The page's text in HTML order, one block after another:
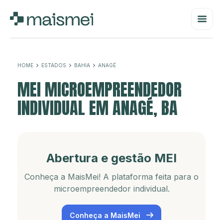
HOME ESTADOS BAHIA ANAGÉ
MEI MICROEMPREENDEDOR
INDIVIDUAL EM ANAGÉ, BA
Abertura e gestão MEI
Conheça a MaisMei! A plataforma feita para o
microempreendedor individual.
Conheça a MaisMei